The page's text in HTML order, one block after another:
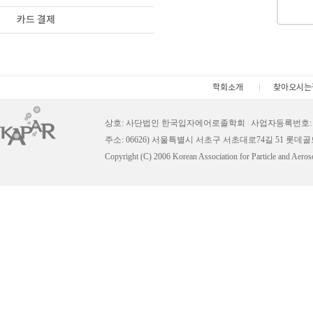
카드 결제
학회소개 찾아오시는
상호: 사단법인 한국입자에어로졸학회
사업자등록번호
주소: 06626) 서울특별시 서초구 서초대로74길 51 롯데
Copyright (C) 2006 Korean Association for Particle and